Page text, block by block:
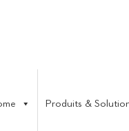
Produits &